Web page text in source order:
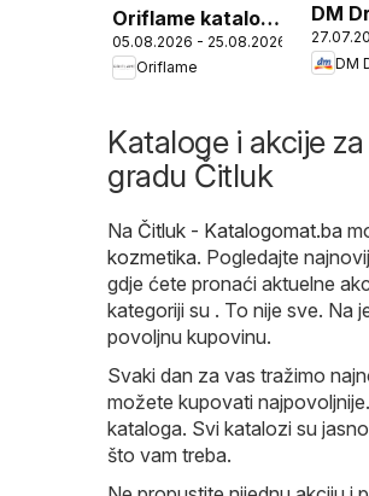
Oriflame katalog
11
05.08.2026 - 25.08.2026
Oriflame
DM
DM
Kataloge i akcije
gradu Čitluk
Na Čitluk - Katalogomat.ba
kozmetika. Pogledajte
gdje ćete pronaći aktuelne
kategoriji su . To nije sve. Na
povoljnu kupovinu.
Svaki dan za vas tražimo
možete kupovati
kataloga. Svi katalozi su
što vam treba.